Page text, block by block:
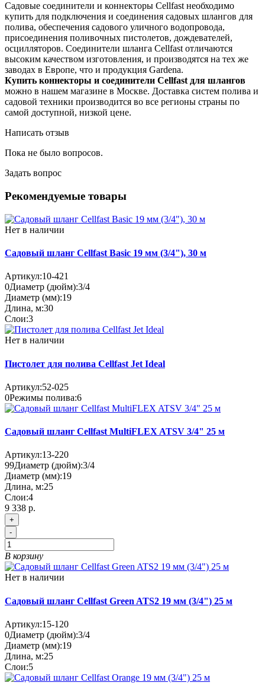
Садовые соединители и коннекторы Cellfast необходимо
купить для подключения и соединения садовых шлангов для
полива, обеспечения садового уличного водопровода,
присоединения поливочных пистолетов, дождевателей,
осцилляторов. Соединители шланга Cellfast отличаются
высоким качеством изготовления, и производятся на тех же
заводах в Европе, что и продукция Gardena.
Купить коннекторы и соединители Cellfast для шлангов
можно в нашем магазине в Москве. Доставка систем полива и
садовой техники производится во все регионы страны по
самой доступной, низкой цене.
Написать отзыв
Пока не было вопросов.
Задать вопрос
Рекомендуемые товары
Нет в наличии
Садовый шланг Cellfast Basic 19 мм (3/4"), 30 м
Артикул:10-421
0Диаметр (дюйм):3/4
Диаметр (мм):19
Длина, м:30
Слои:3
Нет в наличии
Пистолет для полива Cellfast Jet Ideal
Артикул:52-025
0Режимы полива:6
Садовый шланг Cellfast MultiFLEX ATSV 3/4" 25 м
Артикул:13-220
99Диаметр (дюйм):3/4
Диаметр (мм):19
Длина, м:25
Слои:4
9 338 р.
+
-
В корзину
Нет в наличии
Садовый шланг Cellfast Green ATS2 19 мм (3/4") 25 м
Артикул:15-120
0Диаметр (дюйм):3/4
Диаметр (мм):19
Длина, м:25
Слои:5